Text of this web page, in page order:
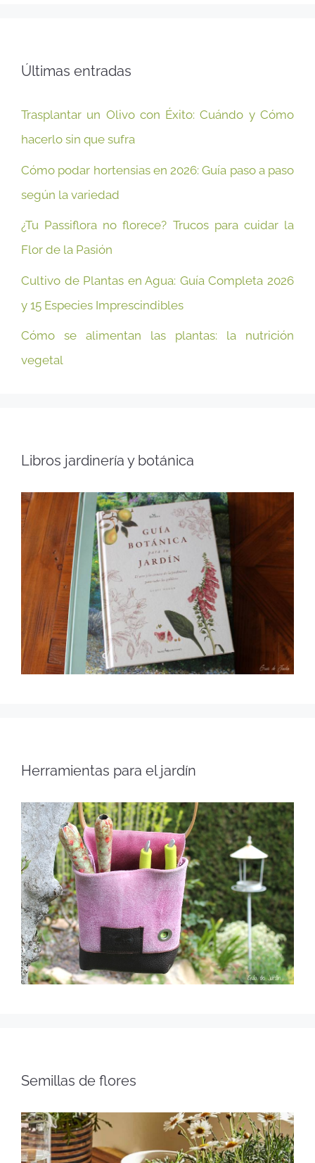
Últimas entradas
Trasplantar un Olivo con Éxito: Cuándo y Cómo
hacerlo sin que sufra
Cómo podar hortensias en 2026: Guía paso a paso
según la variedad
¿Tu Passiflora no florece? Trucos para cuidar la
Flor de la Pasión
Cultivo de Plantas en Agua: Guía Completa 2026
y 15 Especies Imprescindibles
Cómo se alimentan las plantas: la nutrición
vegetal
Libros jardinería y botánica
Herramientas para el jardín
Semillas de flores